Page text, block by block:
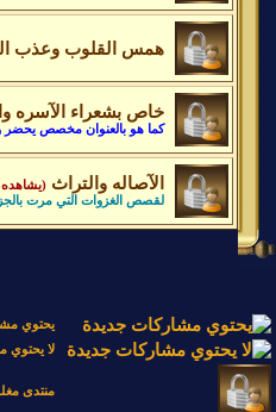
همس القلوب وعذب
خاص بشعراء الآسره
كما هو بالعنوان مخصص يحضر
الآصاله والتراث (يشاهده 1 زائر)
لقصص الغزوات التي مرت
يحتوي
لا يحتوي
منتدى